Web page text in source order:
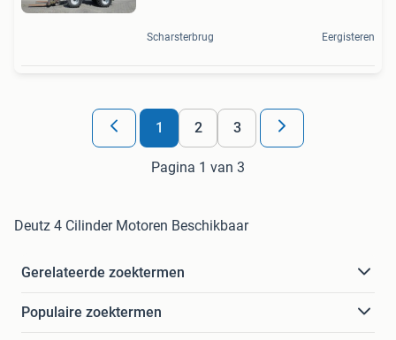
Scharsterbrug Eergisteren
1 2 3
Pagina 1 van 3
Deutz 4 Cilinder Motoren Beschikbaar
Gerelateerde zoektermen
Populaire zoektermen